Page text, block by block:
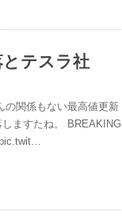
テスラ社
の関係もない最高値更新
ますたね。 BREAKING
pic.twit…